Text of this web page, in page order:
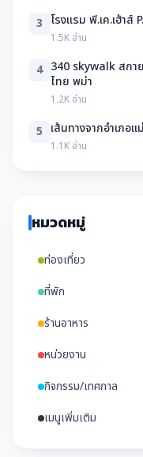
3 โรงแรม พี.เค.เฮ้าส์
1.5K อ่าน
4 340 skywalk สกายวอล์คแม่
ไทย พม่า
1.2K อ่าน
5 เส้นทางจากอำเภอ
1.1K อ่าน
หมวดหมู่
ท่องเที่ยว
ที่พัก
ร้านอาหาร
หน่วยงาน
กิจกรรม/เทศกาล
เมนูเพิ่มเติม